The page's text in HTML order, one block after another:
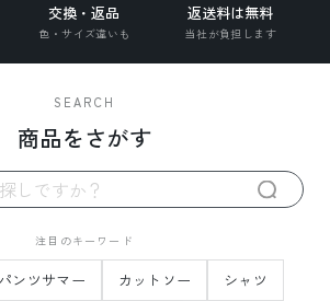
交換・返品
色・サイズ違いも
返送料は無料
当社が負担します
SEARCH
商品をさがす
注目のキーワード
ンツサマー カットソー
シャツ